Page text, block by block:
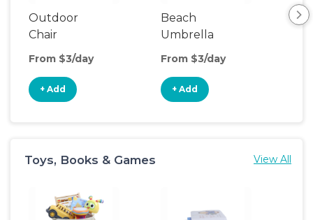
Outdoor
Chair
From $3/day
+ Add
Beach
Umbrella
From $3/day
+ Add
Toys, Books & Games View All